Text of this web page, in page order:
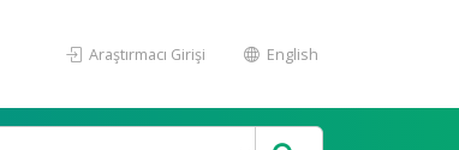
Araştırmacı Girişi English